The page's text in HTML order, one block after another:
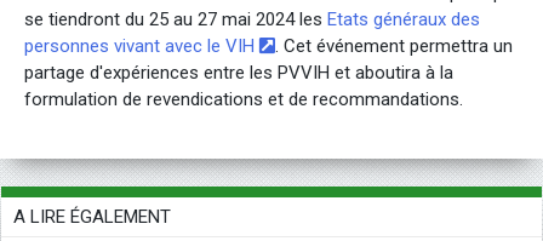
se tiendront du 25 au 27 mai 2024 les Etats généraux des
personnes vivant avec le VIH
. Cet événement permettra un
partage d'expériences entre les PVVIH et aboutira à la
formulation de revendications et de recommandations.
A LIRE ÉGALEMENT